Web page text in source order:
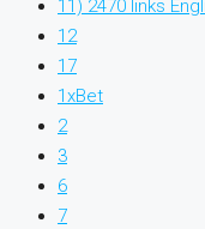
11) 2470 links
12
17
1xBet
2
3
6
7